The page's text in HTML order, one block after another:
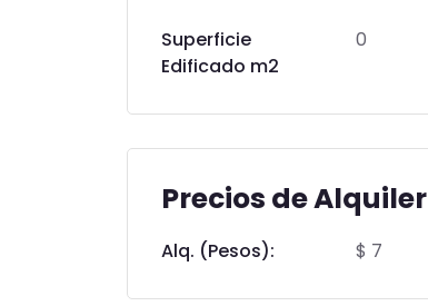
Superficie
Edificado m2
0
Precios de Alquiler
Alq. (Pesos): $ 7